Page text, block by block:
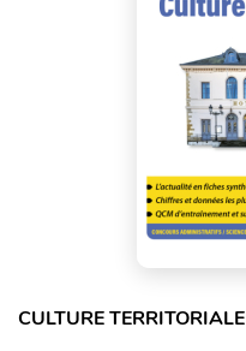
CULTURE TERRITORIALE